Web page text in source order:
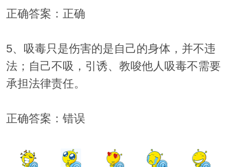
正确答案：正确
5、吸毒只是伤害的是自己的身体，并不违
法；自己不吸，引诱、教唆他人吸毒不需要
承担法律责任。
正确答案：错误